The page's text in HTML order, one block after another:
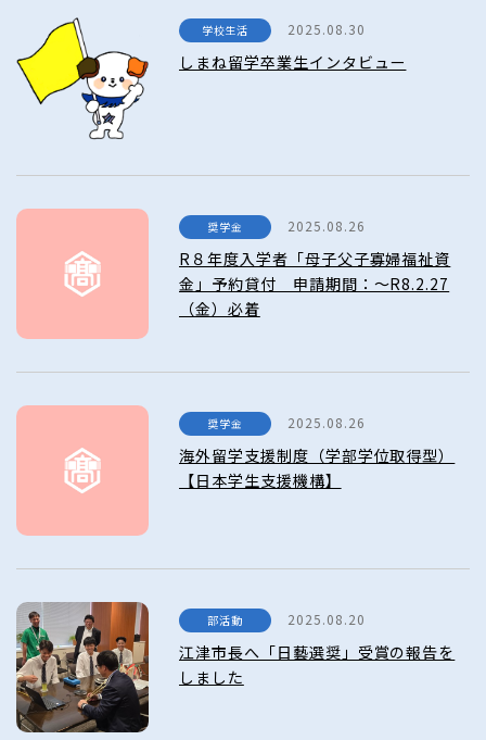
学校生活 2025.08.30
しまね留学卒業生インタビュー
奨学金 2025.08.26
R８年度入学者「母子父子寡婦福祉資
金」予約貸付 申請期間：～R8.2.27
（金）必着
奨学金 2025.08.26
海外留学支援制度（学部学位取得型）
【日本学生支援機構】
部活動 2025.08.20
江津市長へ「日藝選奨」受賞の報告を
しました